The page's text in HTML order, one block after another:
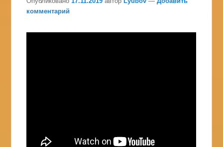
комментарий